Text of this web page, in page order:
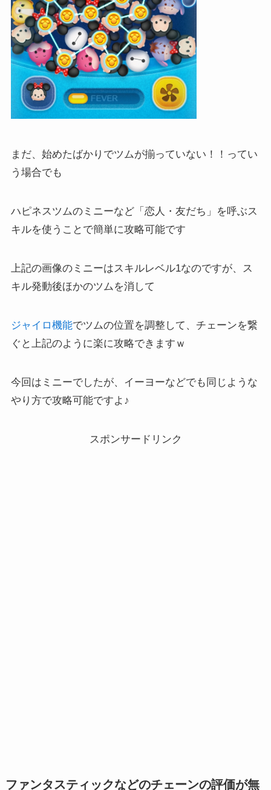
まだ、始めたばかりでツムが揃っていない！！ってい
う場合でも
ハピネスツムのミニーなど「恋人・友だち」を呼ぶス
キルを使うことで簡単に攻略可能です
上記の画像のミニーはスキルレベル1なのですが、ス
キル発動後ほかのツムを消して
ジャイロ機能でツムの位置を調整して、チェーンを繋
ぐと上記のように楽に攻略できますｗ
今回はミニーでしたが、イーヨーなどでも同じような
やり方で攻略可能ですよ♪
スポンサードリンク
ファンタスティックなどのチェーンの評価が無